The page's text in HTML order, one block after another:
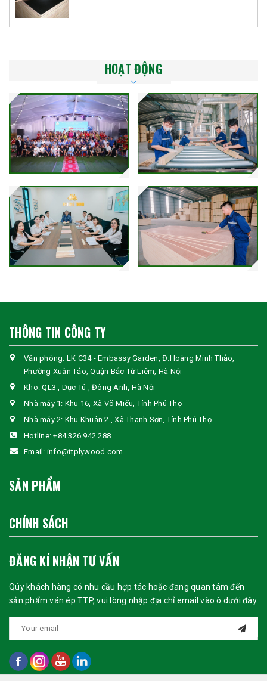
HOẠT ĐỘNG
THÔNG TIN CÔNG TY
Văn phòng: LK C34 - Embassy Garden, Đ.Hoàng Minh Thảo,
Phường Xuân Tảo, Quận Bắc Từ Liêm, Hà Nội
Kho: QL3 , Dục Tú , Đông Anh, Hà Nội
Nhà máy 1: Khu 16, Xã Võ Miếu, Tỉnh Phú Thọ
Nhà máy 2: Khu Khuân 2 , Xã Thanh Sơn, Tỉnh Phú Thọ
Hotline:+84 326 942 288
Email: info@ttplywood.com
SẢN PHẨM
CHÍNH SÁCH
ĐĂNG KÍ NHẬN TƯ VẤN
Qúy khách hàng có nhu cầu hợp tác hoặc đang quan tâm đến
sản phẩm ván ép TTP, vui lòng nhập địa chỉ email vào ô dưới đây.